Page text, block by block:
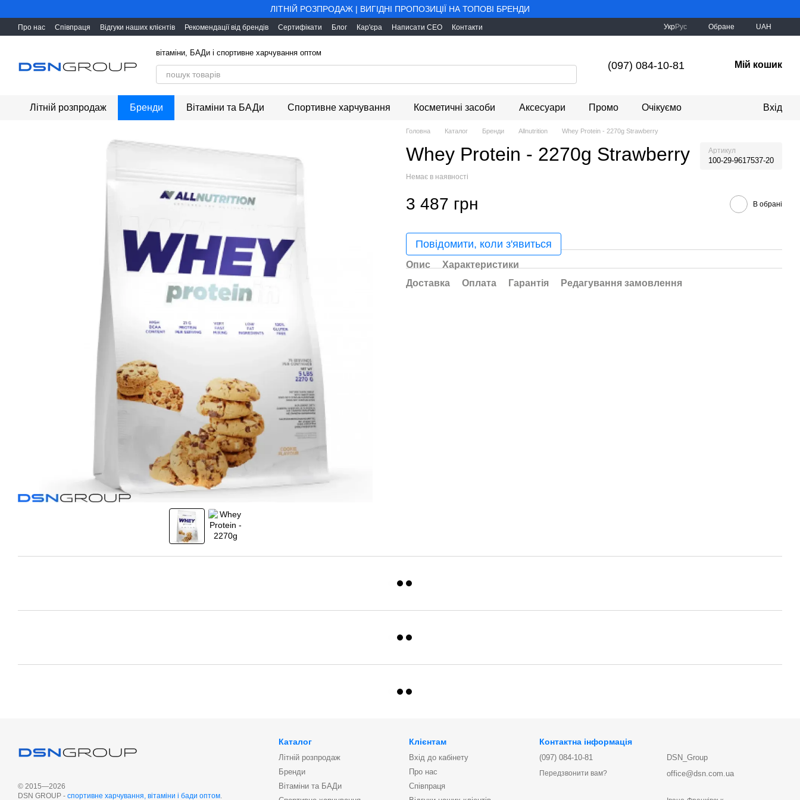
ЛІТНІЙ РОЗПРОДАЖ | ВИГІДНІ ПРОПОЗИЦІЇ НА ТОПОВІ БРЕНДИ
Про нас Співпраця Відгуки наших клієнтів Рекомендації від брендів Сертифікати Блог Кар'єра Написати CEO Контакти УкрРус Обране UAH
вітаміни, БАДи і cпортивне харчування оптом
(097) 084-10-81 Мій кошик
Літній розпродаж Бренди Вітаміни та БАДи Спортивне харчування Косметичні засоби Аксесуари Промо Очікуємо Вхід
Головна Каталог Бренди Allnutrition Whey Protein - 2270g Strawberry
Whey Protein - 2270g Strawberry Артикул
100-29-9617537-20
Немає в наявності
3 487 грн В обрані
Повідомити, коли з'явиться
Опис
Характеристики
Доставка
Оплата Гарантія Редагування замовлення
© 2015—2026
DSN GROUP - cпортивне харчування, вітаміни і бади оптом.
Каталог
Літній розпродаж
Бренди
Вітаміни та БАДи
Клієнтам
Вхід до кабінету
Про нас
Співпраця
Контактна інформація
(097) 084-10-81
Передзвонити вам?
DSN_Group
office@dsn.com.ua